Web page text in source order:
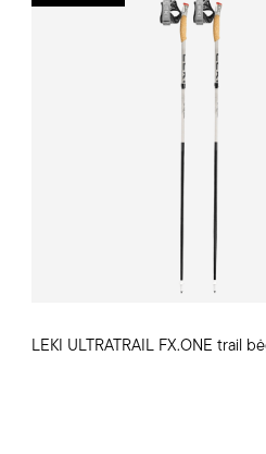
LEKI ULTRATRAIL FX.ONE trail